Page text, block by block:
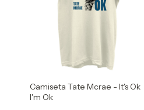
Camiseta Tate Mcrae - It's Ok
I'm Ok